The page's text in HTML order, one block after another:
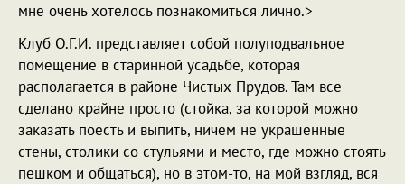
мне очень хотелось познакомиться лично.>
Клуб О.Г.И. представляет собой полуподвальное
помещение в старинной усадьбе, которая
располагается в районе Чистых Прудов. Там все
сделано крайне просто (стойка, за которой можно
заказать поесть и выпить, ничем не украшенные
стены, столики со стульями и место, где можно стоять
пешком и общаться), но в этом-то, на мой взгляд, вся